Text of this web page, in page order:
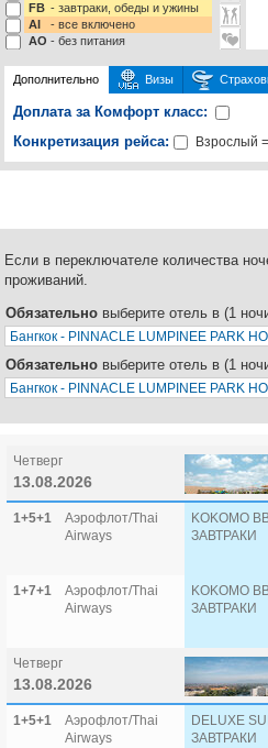
FB - завтраки, обеды и ужины
AI
- все включено
AO - без питания
Дополнительно Визы
Доплата за Комфорт класс:
Конкретизация рейса:
Взрослый =
Если в переключателе количества
проживаний.
Обязательно выберите отель в (1
Обязательно выберите отель в (1
Четверг
13.08.2026
1+5+1
Аэрофлот/Thai
Airways
KOKOMO
ЗАВТРАКИ
1+7+1
Аэрофлот/Thai
Airways
KOKOMO
ЗАВТРАКИ
Четверг
13.08.2026
1+5+1
Аэрофлот/Thai
Airways
DELUXE
ЗАВТРАКИ